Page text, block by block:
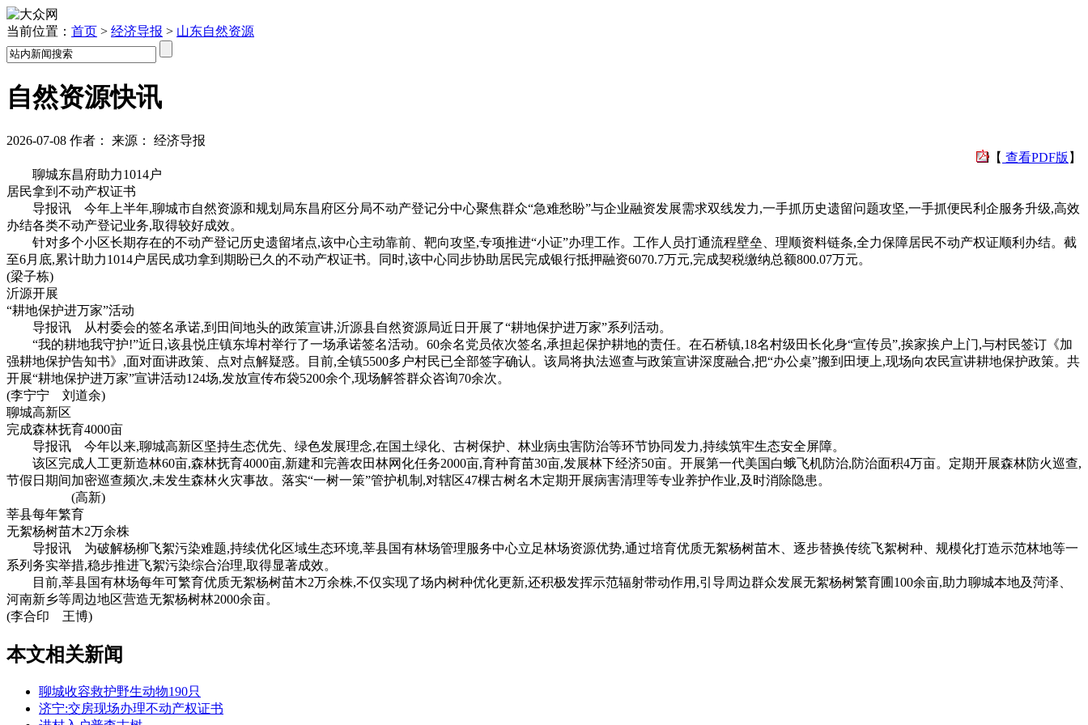
当前位置： 首页 > 经济导报 > 山东自然资源
自然资源快讯
2026-07-08 作者： 来源： 经济导报
【 查看PDF版 】
聊城东昌府助力1014户
居民拿到不动产权证书
导报讯 今年上半年,聊城市自然资源和规划局东昌府区分局不动产登记分中心聚焦群众“急难愁盼”与企业融资发展需求双线发力,一手抓历史遗留问题攻坚,一手抓便民利企服务升级,高效
办结各类不动产登记业务,取得较好成效。
针对多个小区长期存在的不动产登记历史遗留堵点,该中心主动靠前、靶向攻坚,专项推进“小证”办理工作。工作人员打通流程壁垒、理顺资料链条,全力保障居民不动产权证顺利办结。截
至6月底,累计助力1014户居民成功拿到期盼已久的不动产权证书。同时,该中心同步协助居民完成银行抵押融资6070.7万元,完成契税缴纳总额800.07万元。
(梁子栋)
沂源开展
“耕地保护进万家”活动
导报讯 从村委会的签名承诺,到田间地头的政策宣讲,沂源县自然资源局近日开展了“耕地保护进万家”系列活动。
“我的耕地我守护!”近日,该县悦庄镇东埠村举行了一场承诺签名活动。60余名党员依次签名,承担起保护耕地的责任。在石桥镇,18名村级田长化身“宣传员”,挨家挨户上门,与村民签订《加
强耕地保护告知书》,面对面讲政策、点对点解疑惑。目前,全镇5500多户村民已全部签字确认。该局将执法巡查与政策宣讲深度融合,把“办公桌”搬到田埂上,现场向农民宣讲耕地保护政策。共
开展“耕地保护进万家”宣讲活动124场,发放宣传布袋5200余个,现场解答群众咨询70余次。
(李宁宁 刘道余)
聊城高新区
完成森林抚育4000亩
导报讯 今年以来,聊城高新区坚持生态优先、绿色发展理念,在国土绿化、古树保护、林业病虫害防治等环节协同发力,持续筑牢生态安全屏障。
该区完成人工更新造林60亩,森林抚育4000亩,新建和完善农田林网化任务2000亩,育种育苗30亩,发展林下经济50亩。开展第一代美国白蛾飞机防治,防治面积4万亩。定期开展森林防火巡查,
节假日期间加密巡查频次,未发生森林火灾事故。落实“一树一策”管护机制,对辖区47棵古树名木定期开展病害清理等专业养护作业,及时消除隐患。
(高新)
莘县每年繁育
无絮杨树苗木2万余株
导报讯 为破解杨柳飞絮污染难题,持续优化区域生态环境,莘县国有林场管理服务中心立足林场资源优势,通过培育优质无絮杨树苗木、逐步替换传统飞絮树种、规模化打造示范林地等一
系列务实举措,稳步推进飞絮污染综合治理,取得显著成效。
目前,莘县国有林场每年可繁育优质无絮杨树苗木2万余株,不仅实现了场内树种优化更新,还积极发挥示范辐射带动作用,引导周边群众发展无絮杨树繁育圃100余亩,助力聊城本地及菏泽、
河南新乡等周边地区营造无絮杨树林2000余亩。
(李合印 王博)
本文相关新闻
聊城收容救护野生动物190只
济宁:交房现场办理不动产权证书